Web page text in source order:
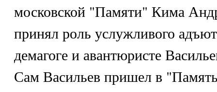
московской "Памяти" Кима
принял роль услужливого
демагоге и авантюристе
Сам Васильев пришел в